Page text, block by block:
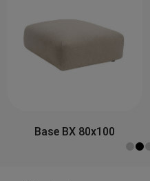
Base CX 110x110